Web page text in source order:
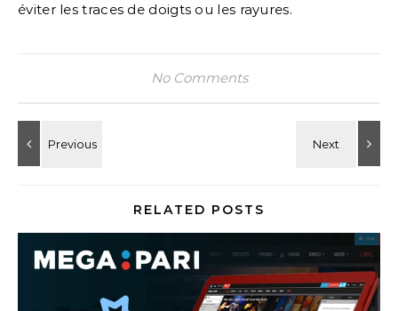
éviter les traces de doigts ou les rayures.
No Comments
RELATED POSTS